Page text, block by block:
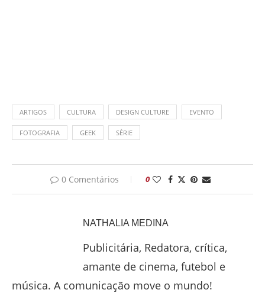
ARTIGOS CULTURA DESIGN CULTURE EVENTO
FOTOGRAFIA GEEK SÉRIE
0 Comentários 0
NATHALIA MEDINA
Publicitária, Redatora, crítica,
amante de cinema, futebol e
música. A comunicação move o mundo!